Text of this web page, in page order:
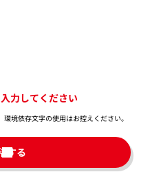
力してください
境依存文字の使用はお控えください。​
する